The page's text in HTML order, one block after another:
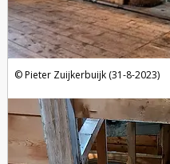
Pieter Zuijkerbuijk (31-8-2023)